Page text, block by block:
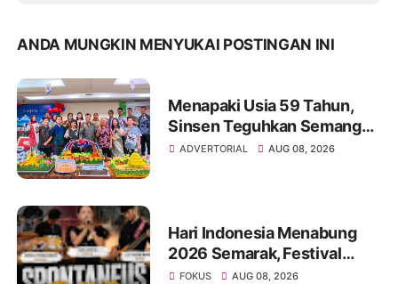
ANDA MUNGKIN MENYUKAI POSTINGAN INI
Menapaki Usia 59 Tahun,
Sinsen Teguhkan Semangat
“Sustainably Growing”
ADVERTORIAL AUG 08, 2026
Hari Indonesia Menabung
2026 Semarak, Festival
Band Pelajar dan Mahasiswa
FOKUS AUG 08, 2026